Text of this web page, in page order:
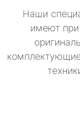
Наши
имеют